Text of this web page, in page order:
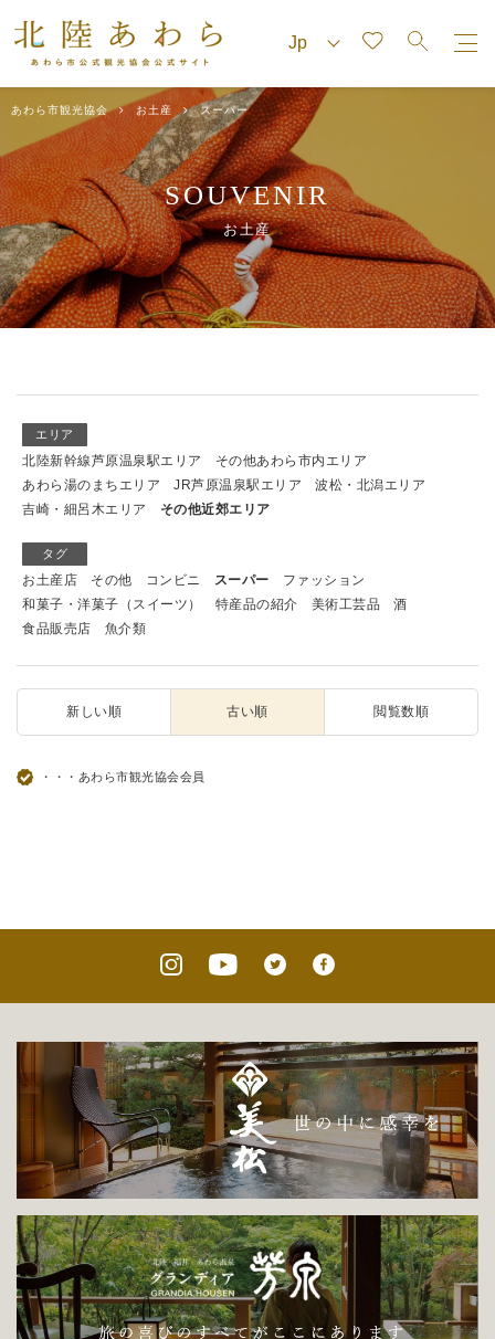
あわら市観光協会 お土産 スーパー
SOUVENIR
お土産
エリア
北陸新幹線芦原温泉駅エリア
その他あわら市内エリア
あわら湯のまちエリア
JR芦原温泉駅エリア
波松・北潟エリア
吉崎・細呂木エリア
その他近郊エリア
タグ
お土産店 その他 コンビニ スーパー
ファッション
和菓子・洋菓子（スイーツ）
特産品の紹介 美術工芸品
酒
食品販売店
魚介類
新しい順 古い順 閲覧数順
・・・あわら市観光協会会員